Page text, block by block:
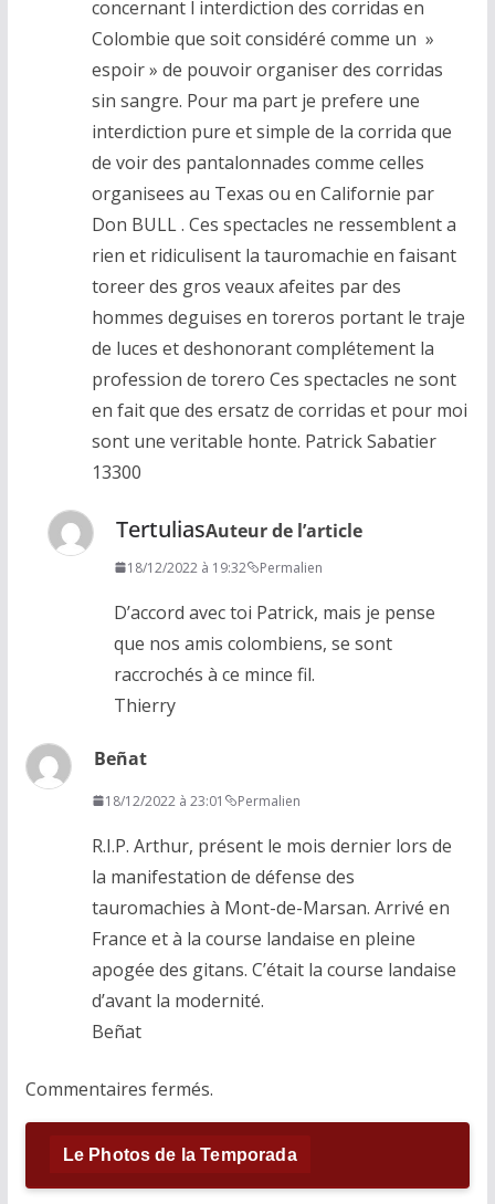
concernant l interdiction des corridas en
Colombie que soit considéré comme un »
espoir » de pouvoir organiser des corridas
sin sangre. Pour ma part je prefere une
interdiction pure et simple de la corrida que
de voir des pantalonnades comme celles
organisees au Texas ou en Californie par
Don BULL . Ces spectacles ne ressemblent a
rien et ridiculisent la tauromachie en faisant
toreer des gros veaux afeites par des
hommes deguises en toreros portant le traje
de luces et deshonorant complétement la
profession de torero Ces spectacles ne sont
en fait que des ersatz de corridas et pour moi
sont une veritable honte. Patrick Sabatier
13300
TertuliasAuteur de l’article
18/12/2022 à 19:32 Permalien
D’accord avec toi Patrick, mais je pense
que nos amis colombiens, se sont
raccrochés à ce mince fil.
Thierry
Beñat
18/12/2022 à 23:01 Permalien
R.I.P. Arthur, présent le mois dernier lors de
la manifestation de défense des
tauromachies à Mont-de-Marsan. Arrivé en
France et à la course landaise en pleine
apogée des gitans. C’était la course landaise
d’avant la modernité.
Beñat
Commentaires fermés.
Le Photos de la Temporada